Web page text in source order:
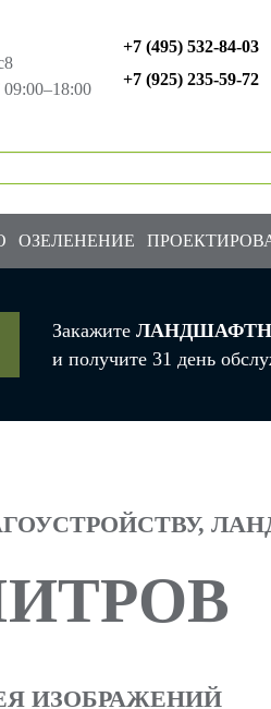
+7 (495) 532-84-03
+7 (925) 235-59-72
ОЗЕЛЕНЕНИЕ
Закажите
и получите 31 день
ИЗОБРАЖЕНИЙ